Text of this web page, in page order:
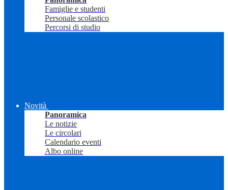
Famiglie e studenti
Personale scolastico
Percorsi di studio
Novità
Panoramica
Le notizie
Le circolari
Calendario eventi
Albo online